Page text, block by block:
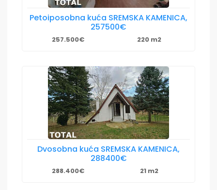
Petoiposobna kuća SREMSKA KAMENICA,
257500€
257.500€ 220 m2
Dvosobna kuća SREMSKA KAMENICA,
288400€
288.400€ 21 m2